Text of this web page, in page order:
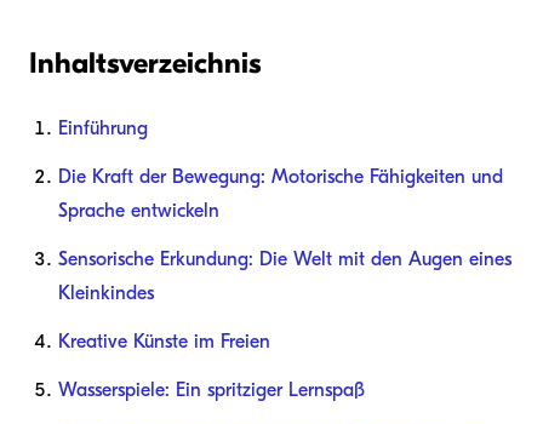
Inhaltsverzeichnis
Einführung
Die Kraft der Bewegung: Motorische Fähigkeiten und
Sprache entwickeln
Sensorische Erkundung: Die Welt mit den Augen eines
Kleinkindes
Kreative Künste im Freien
Wasserspiele: Ein spritziger Lernspaß